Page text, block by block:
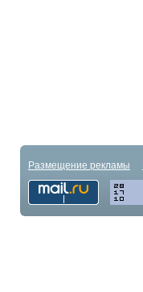
Размещение рекламы